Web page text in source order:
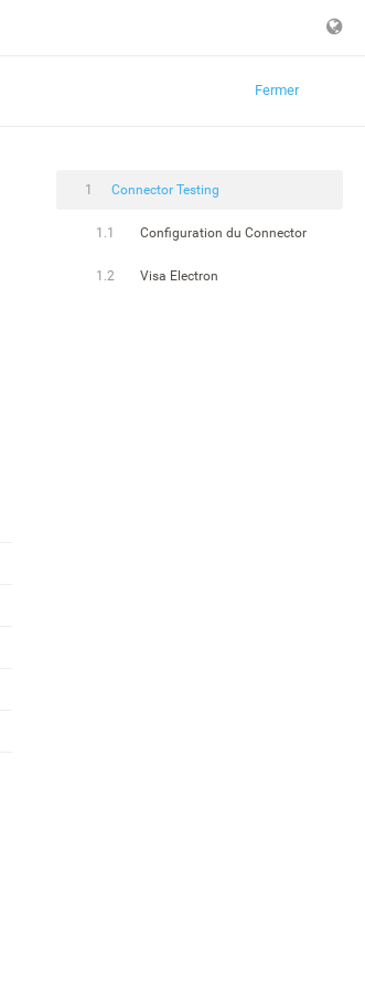
Fermer
1 Connector Testing
1.1 Configuration du Connector
1.2 Visa Electron